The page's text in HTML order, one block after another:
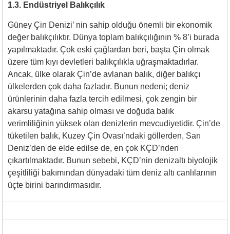
1.3. Endüstriyel Balıkçılık
Güney Çin Denizi’ nin sahip olduğu önemli bir ekonomik
değer balıkçılıktır. Dünya toplam balıkçılığının % 8’i burada
yapılmaktadır. Çok eski çağlardan beri, başta Çin olmak
üzere tüm kıyı devletleri balıkçılıkla uğraşmaktadırlar.
Ancak, ülke olarak Çin’de avlanan balık, diğer balıkçı
ülkelerden çok daha fazladır. Bunun nedeni; deniz
ürünlerinin daha fazla tercih edilmesi, çok zengin bir
akarsu yatağına sahip olması ve doğuda balık
verimliliğinin yüksek olan denizlerin mevcudiyetidir. Çin’de
tüketilen balık, Kuzey Çin Ovası’ndaki göllerden, Sarı
Deniz’den de elde edilse de, en çok KÇD’nden
çıkartılmaktadır. Bunun sebebi, KÇD’nin denizaltı biyolojik
çeşitliliği bakımından dünyadaki tüm deniz altı canlılarının
üçte birini barındırmasıdır.